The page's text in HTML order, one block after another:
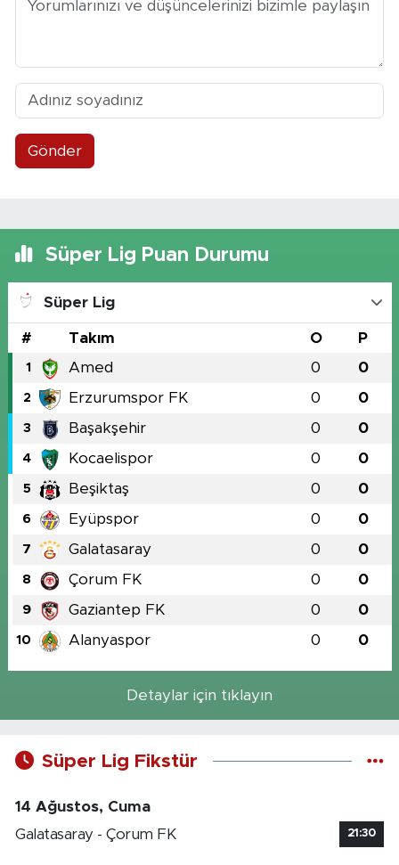
Gönder
Süper Lig Puan Durumu
Süper Lig
# Takım O P
1 Amed 0 0
2 Erzurumspor FK 0 0
3 Başakşehir 0 0
4 Kocaelispor 0 0
5 Beşiktaş 0 0
6 Eyüpspor 0 0
7 Galatasaray 0 0
8 Çorum FK 0 0
9 Gaziantep FK 0 0
10 Alanyaspor 0 0
Detaylar için tıklayın
Süper Lig Fikstür
14 Ağustos, Cuma
Galatasaray - Çorum FK
21:30